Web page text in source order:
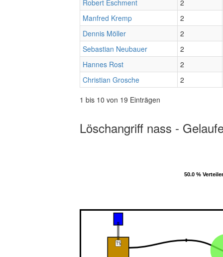
Robert Eschment
2
Manfred Kremp
2
Dennis Möller
2
Sebastian Neubauer
2
Hannes Rost
2
Christian Grosche
2
1 bis 10 von 19 Einträgen
Löschangriff nass -
50.0 %
50.0 %